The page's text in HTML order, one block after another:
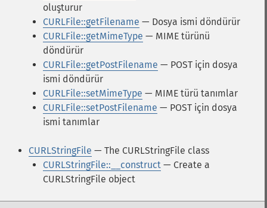
oluşturur
CURLFile::getFilename — Dosya ismi döndürür
CURLFile::getMimeType — MIME türünü
döndürür
CURLFile::getPostFilename — POST için dosya
ismi döndürür
CURLFile::setMimeType — MIME türü tanımlar
CURLFile::setPostFilename — POST için dosya
ismi tanımlar
CURLStringFile — The CURLStringFile class
CURLStringFile::__construct — Create a
CURLStringFile object